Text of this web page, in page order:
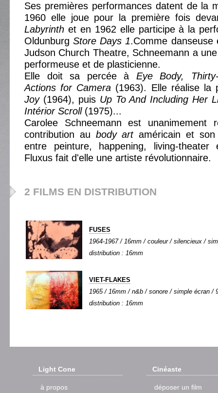
Ses premières performances datent de la
1960 elle joue pour la première fois
Labyrinth et en 1962 elle participe à la
OldunburgStore Days 1.Comme danseuse
Judson Church Theatre, Schneemann a
performeuse et de plasticienne.
Elle doit sa percée à Eye Body,
Actions for Camera (1963). Elle réalise la
Joy(1964), puis Up To And Including Her
Intérior Scroll(1975)...
Carolee Schneemann est unanimement
contribution au body artaméricain et son
entre peinture, happening, living-
Fluxus fait d'elle une artiste révolutionnaire.
2 FILMS EN DISTRIBUTION
FUSES
1964-1967 / 16mm / couleur / silencieux /
distribution : 16mm
VIET-FLAKES
1965 / 16mm / n&b / sonore / simple écran /
distribution : 16mm
Light Cone
à propos
Cinéaste
déposer un film